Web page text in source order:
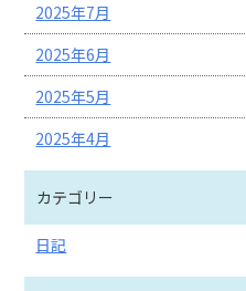
2025年7月
2025年6月
2025年5月
2025年4月
カテゴリー
日記